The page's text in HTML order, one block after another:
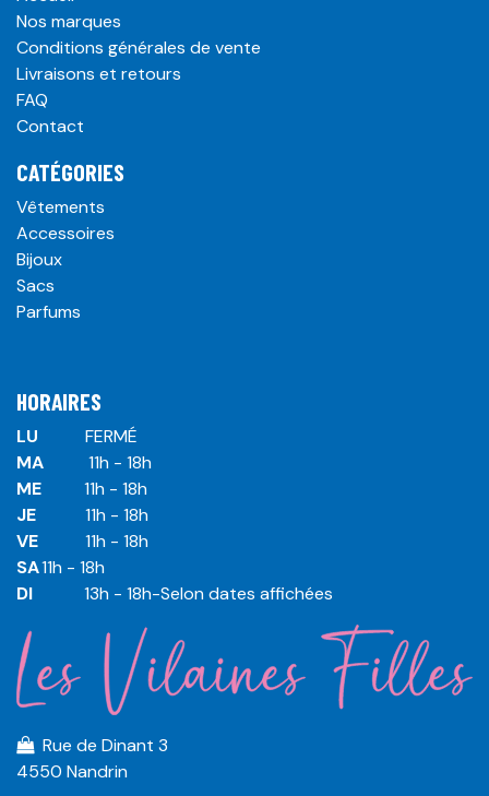
Nos marques
Conditions générales de vente
Livraisons et retours
FAQ
Contact
CATÉGORIES
Vêtements
Accessoires
Bijoux
Sacs
Parfums
HORAIRES
LU
​ ​FERMÉ
MA
​11h - 18h
ME
​11h - 18h
JE
​​11h - 18h
VE
​​​11h - 18h
SA​​​11h - 18h
DI
​​​ 13h - 18h-Selon dates affichées
Rue de Dinant 3
4550 Nandrin